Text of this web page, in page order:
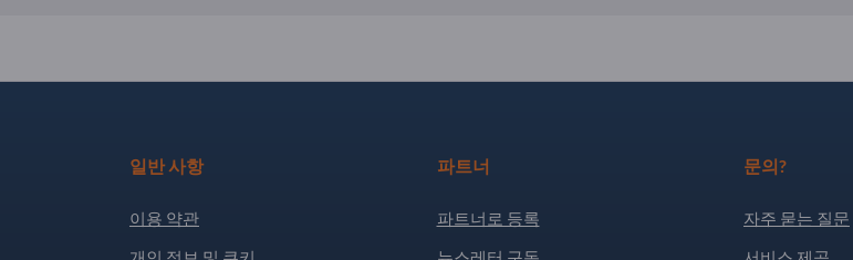
일반 사항
이용 약관
파트너
파트너로 등록
문의?
자주 묻는 질문